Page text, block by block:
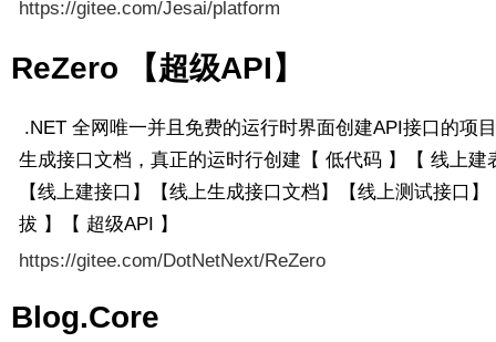
https://gitee.com/Jesai/platform
ReZero 【超级API】
.NET 全网唯一并且免费的运行时界面创建API接口的项
生成接口文档，真正的运时行创建【 低代码 】【 线上建
【线上建接口】【线上生成接口文档】【线上测试接口】
拔 】【 超级API 】
https://gitee.com/DotNetNext/ReZero
Blog.Core